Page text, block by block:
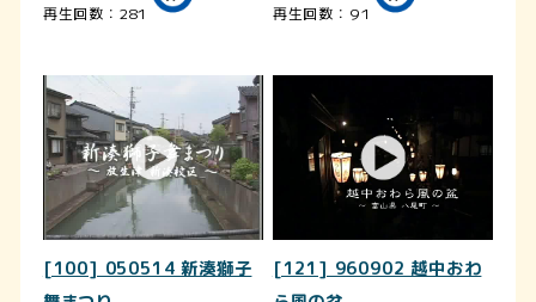
再生回数：281 再生回数：91
[100] 050514 新湊獅子
[121] 960902 越中おわ